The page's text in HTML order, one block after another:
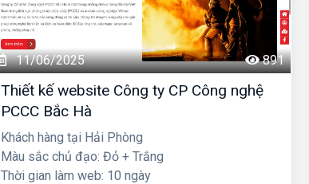
11/06/2025 891
Thiết kế website Công ty CP Công nghệ
PCCC Bắc Hà
Khách hàng tại Hải Phòng
Màu sắc chủ đạo: Đỏ + Trắng
Thời gian làm web: 10 ngày